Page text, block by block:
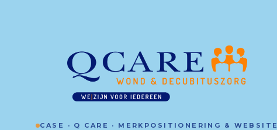
CASE · Q CARE · MERKPOSITIONERING & WEBSITE